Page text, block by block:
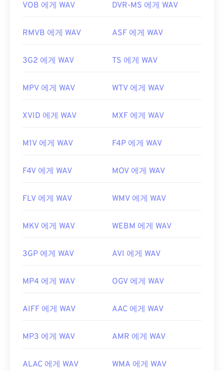
https://en.wikipedia.org/wiki/WAV
audio-wav
VOB 에게 WAV DVR-MS 에게 WAV
RMVB 에게 WAV ASF 에게 WAV
3G2 에게 WAV TS 에게 WAV
MPV 에게 WAV WTV 에게 WAV
XVID 에게 WAV MXF 에게 WAV
M1V 에게 WAV F4P 에게 WAV
F4V 에게 WAV MOV 에게 WAV
FLV 에게 WAV WMV 에게 WAV
MKV 에게 WAV WEBM 에게 WAV
3GP 에게 WAV AVI 에게 WAV
MP4 에게 WAV OGV 에게 WAV
AIFF 에게 WAV AAC 에게 WAV
MP3 에게 WAV AMR 에게 WAV
ALAC 에게 WAV WMA 에게 WAV